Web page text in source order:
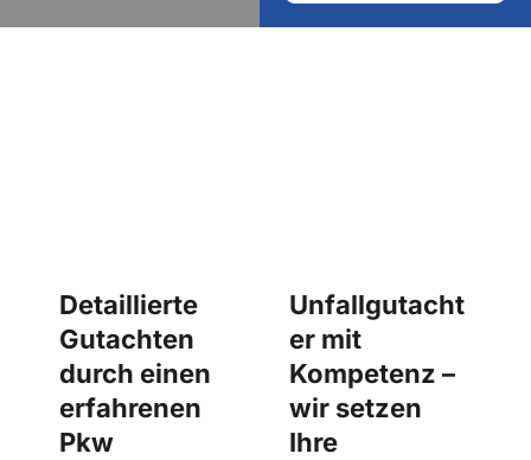
Detaillierte
Gutachten
durch einen
erfahrenen
Pkw
Unfallgutacht
er mit
Kompetenz –
wir setzen
Ihre